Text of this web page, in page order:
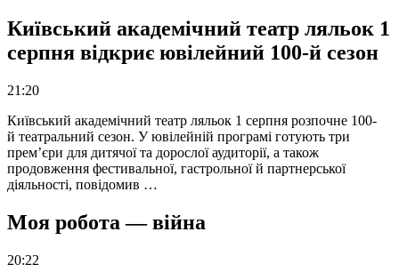
Київський академічний театр ляльок 1
серпня відкриє ювілейний 100-й сезон
21:20
Київський академічний театр ляльок 1 серпня розпочне 100-
й театральний сезон. У ювілейній програмі готують три
прем’єри для дитячої та дорослої аудиторії, а також
продовження фестивальної, гастрольної й партнерської
діяльності, повідомив …
Моя робота — війна
20:22